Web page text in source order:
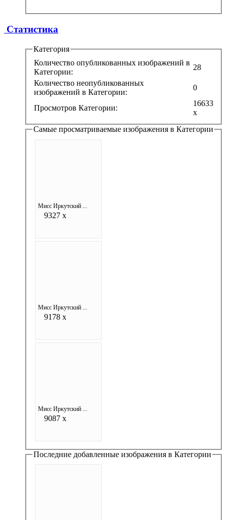
Статистика
Категория
Количество опубликованных изображений в
Категории:
28
Количество неопубликованных
изображений в Категории:
0
Просмотров Категории:
16633
x
Самые просматриваемые изображения в Категории
Мисс Иркутский ...
9327 x
Мисс Иркутский ...
9178 x
Мисс Иркутский ...
9087 x
Последние добавленные изображения в Категории